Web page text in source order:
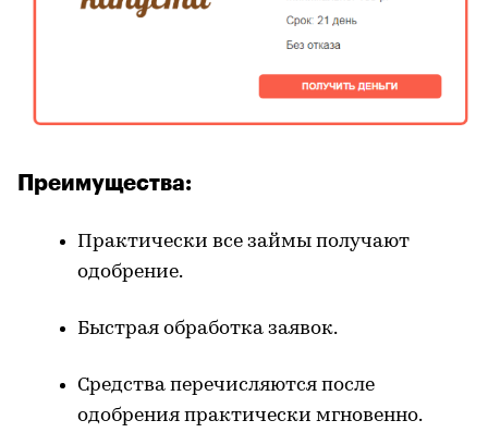
Преимущества:
Практически все займы получают
одобрение.
Быстрая обработка заявок.
Средства перечисляются после
одобрения практически мгновенно.